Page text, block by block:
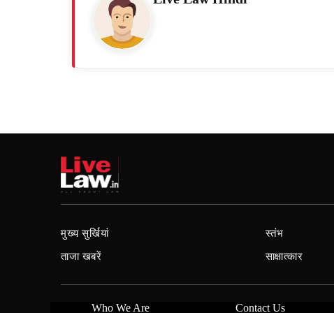
मुख्य सुर्खियां
ताजा खबरें
स्तंभ
साक्षात्कार
Who We Are Contact Us